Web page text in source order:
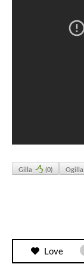
Gilla (0) Ogilla
Love